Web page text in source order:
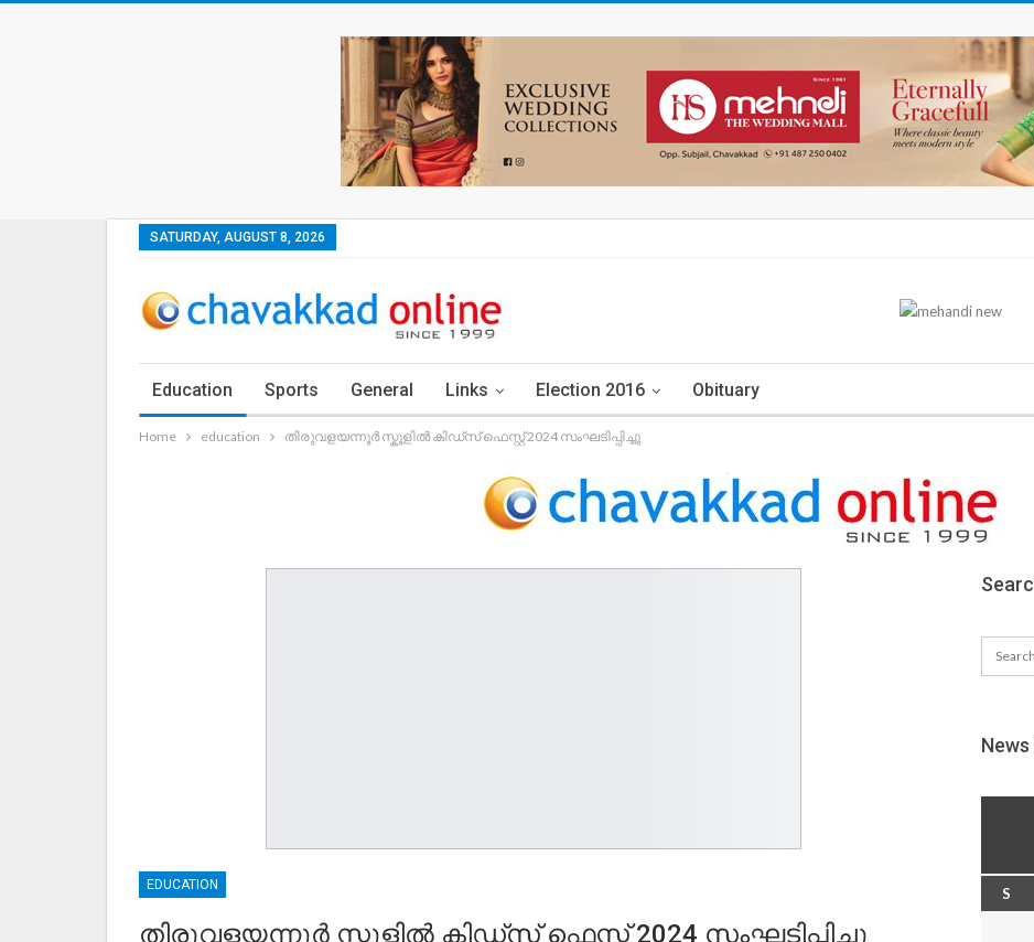
SATURDAY, AUGUST 8, 2026
Education Sports General Links Election 2016 Obituary
Home education തിരുവളയന്നൂർ സ്കൂളിൽ കിഡ്സ്‌ ഫെസ്റ്റ് 2024 സംഘടിപ്പിച്ചു
EDUCATION
തിരുവളയന്നൂർ സ്കൂളിൽ കിഡ്സ്‌ ഫെസ്റ്റ് 2024 സംഘടിപ്പിച്ചു
News
S